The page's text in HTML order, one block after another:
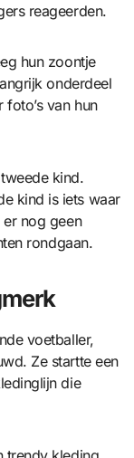
reageerden.
hun zoontje
onderdeel
van hun
kind.
kind is iets waar
nog geen
rondgaan.
voetballer,
Ze startte een
die